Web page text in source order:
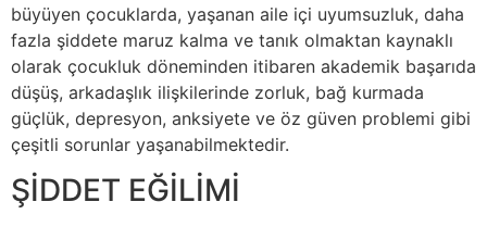
büyüyen çocuklarda, yaşanan aile içi uyumsuzluk, daha
fazla şiddete maruz kalma ve tanık olmaktan kaynaklı
olarak çocukluk döneminden itibaren akademik başarıda
düşüş, arkadaşlık ilişkilerinde zorluk, bağ kurmada
güçlük, depresyon, anksiyete ve öz güven problemi gibi
çeşitli sorunlar yaşanabilmektedir.
ŞİDDET EĞİLİMİ